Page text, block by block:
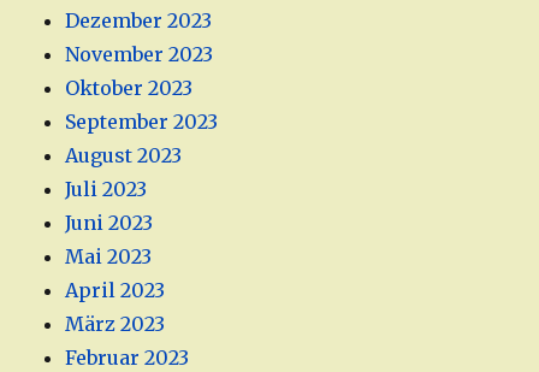
Dezember 2023
November 2023
Oktober 2023
September 2023
August 2023
Juli 2023
Juni 2023
Mai 2023
April 2023
März 2023
Februar 2023